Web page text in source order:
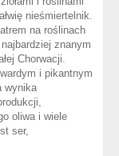
nieśmiertelnik.
na roślinach
znanym
Chorwacji.
i pikantnym
wynika
oliwa i wiele
ser,